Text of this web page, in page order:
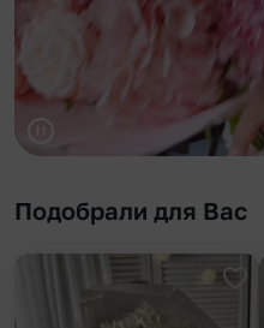
Подобрали для Вас